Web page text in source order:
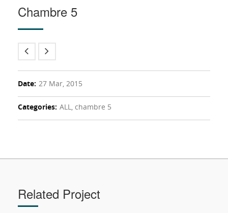
Chambre 5
Date: 27 Mar, 2015
Categories: ALL, chambre 5
Related Project